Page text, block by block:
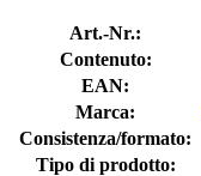
Art.-Nr.:
Contenuto:
EAN:
Marca:
Consistenza/formato:
Tipo di prodotto: